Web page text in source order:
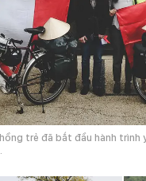
trẻ đã bắt đầu hành trình